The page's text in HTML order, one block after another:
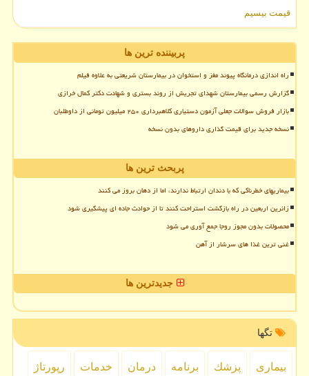
قیمت بیسیم
پربیننده ترین ها
راه اندازی درمانگاه پیوند مغز و استخوان در بیمارستان شریعتی به علاوه فیلم
گزارش رسمی بیمارستان شهدای تجریش از روند بستری و شهادت دکتر کمال خرازی
بازار فروش سوالات جعلی آزمون دستیاری کلاهبرداری ۲۵۰ میلیون تومانی از داوطلبان
نسخه جدید برای قیمت گذاری داروهای بدون نسخه
پربحث ترین ها
بیماریهای خطرناکی که با دندان ارتباط ندارند، اما از دهان بروز می کنند
زائرین اربعین در راه بازگشت استراحت کنند تا از حوادث جاده ای پیشگیری شود
محصولات بدون مجوز روجا جمع آوری می شود
غنی ترین غذا های سرشار از آهن
جدیدترین ها
تگها
بیماری پزشك برنامه درمان خدمات رپورتاژ